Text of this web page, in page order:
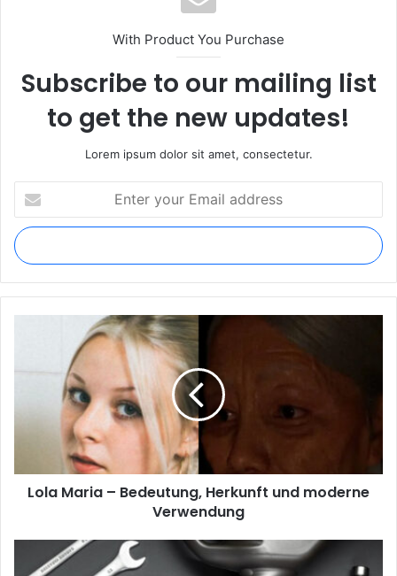
With Product You Purchase
Subscribe to our mailing list
to get the new updates!
Lorem ipsum dolor sit amet, consectetur.
your
Email
address
Bedeutung,
Verwendung
Lola Maria – Bedeutung, Herkunft und moderne
Verwendung
Autoteile
Deutschland